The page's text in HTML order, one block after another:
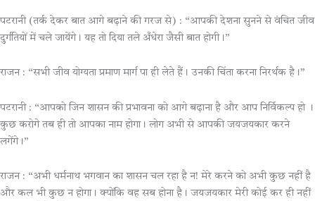
पटरानी (तर्क देकर बात आगे बढ़ाने की गरज से) : “आपकी देशना सुनने से वंचित जीव
दुर्गतियों में चले जायेंगे। यह तो दिया तले अँधेरा जैसी बात होगी।”
राजन : “सभी जीव योग्यता प्रमाण मार्ग पा ही लेते हैं। उनकी चिंता करना निरर्थक है।”
पटरानी : “आपको जिन शासन की प्रभावना को आगे बढ़ाना है और आप निर्विकल्प हो ।
कुछ करोगे तब ही तो आपका नाम होगा। लोग अभी से आपकी जयजयकार करने
लगेंगे।”
राजन : “अभी धर्मनाथ भगवान का शासन चल रहा है न! मेरे करने को अभी कुछ नहीं है
और कल भी कुछ न होगा। क्योंकि वह सब होना है। जयजयकार मेरी कोई कर ही नहीं